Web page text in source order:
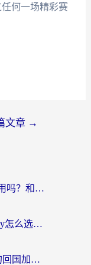
何一场精彩赛
文章 →
海外党必看：快帆TV版VPN好用吗？和快游VPN对比哪个回国效果更好？附实用避坑指南
海外党无忧指南：国内节点v2ray怎么选？一键回国VPN+多场景实测帮你避坑
海外党必看：如何选到最好用的回国加速器？从节点到售后的全维度指南